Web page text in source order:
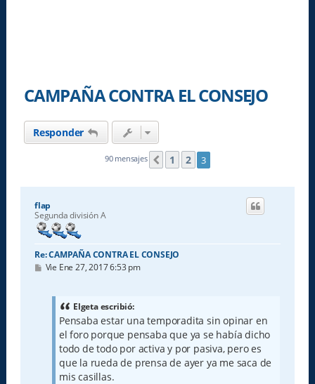
CAMPAÑA CONTRA EL CONSEJO
Responder
90 mensajes Anterior
1 2 3
flap
Segunda división A
Re: CAMPAÑA CONTRA EL CONSEJO
M
Vie Ene 27, 2017 6:53 pm
Elgeta escribió:
Pensaba estar una temporadita sin opinar en
el foro porque pensaba que ya se había dicho
todo de todo por activa y por pasiva, pero es
que la rueda de prensa de ayer ya me saca de
mis casillas.